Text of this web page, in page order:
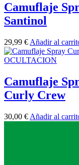
Camuflaje
Santinol
29,99 € Añadir al
OCULTACION
Camuflaje
Curly Crew
30,00 € Añadir al